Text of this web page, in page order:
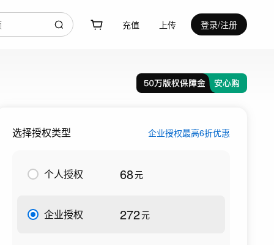
充值 上传 登录/注册
选择授权类型 企业授权最高6折优惠
个人授权 68元
企业授权 272元